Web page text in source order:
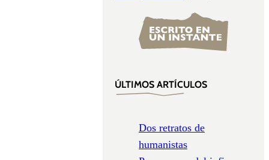
ÚLTIMOS ARTÍCULOS
Dos retratos de
humanistas